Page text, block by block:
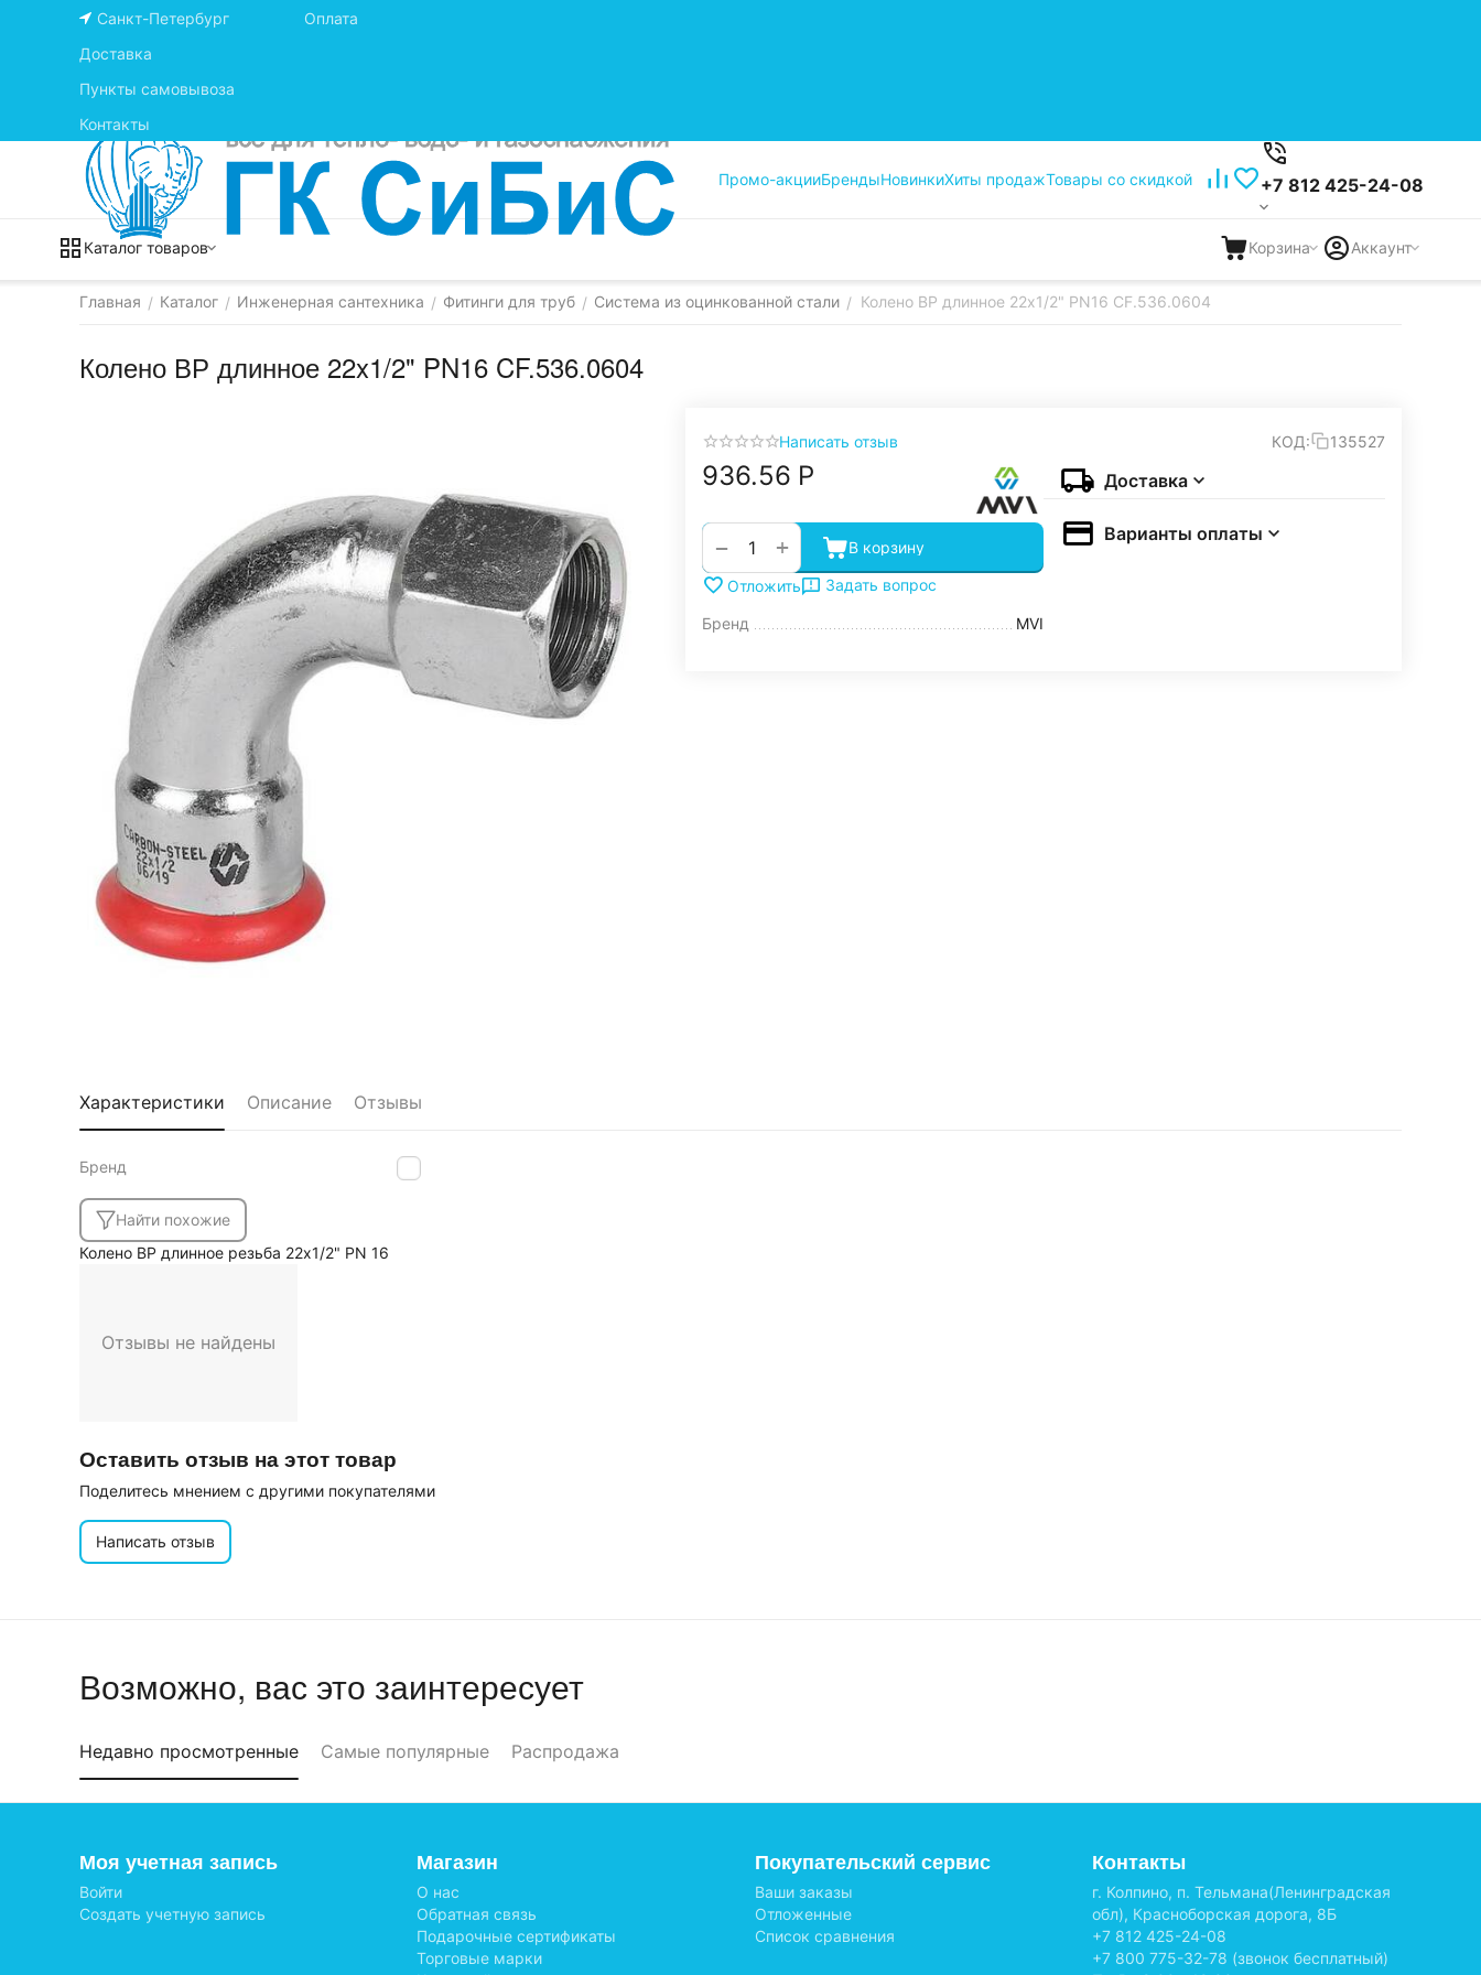
Санкт-Петербург
Оплата
Доставка
Пункты самовывоза
Контакты
Промо-акцииБрендыНовинкиХиты продажТовары со скидкой +7 812 425-24-08
Каталог товаров Корзина Аккаунт
Главная / Каталог / Инженерная сантехника / Фитинги для труб / Система из оцинкованной стали / Колено ВР длинное 22x1/2" PN16 CF.536.0604
Колено ВР длинное 22x1/2" PN16 CF.536.0604
Написать отзыв КОД: 135527
936.56 Р
+
− В корзину
Отложить Задать вопрос
Бренд MVI
Доставка
Варианты оплаты
Характеристики Описание Отзывы
Бренд MVI
Найти похожие
Колено ВР длинное резьба 22x1/2" PN 16
Отзывы не найдены
Оставить отзыв на этот товар
Поделитесь мнением с другими покупателями
Написать отзыв
Возможно, вас это заинтересует
Недавно просмотренные Самые популярные Распродажа
Моя учетная запись
Войти
Создать учетную запись
Магазин
О нас
Обратная связь
Подарочные сертификаты
Торговые марки
Покупательский сервис
Ваши заказы
Отложенные
Список сравнения
Контакты
г. Колпино, п. Тельмана(Ленинградская
обл), Красноборская дорога, 8Б
+7 812 425-24-08
+7 800 775-32-78 (звонок бесплатный)